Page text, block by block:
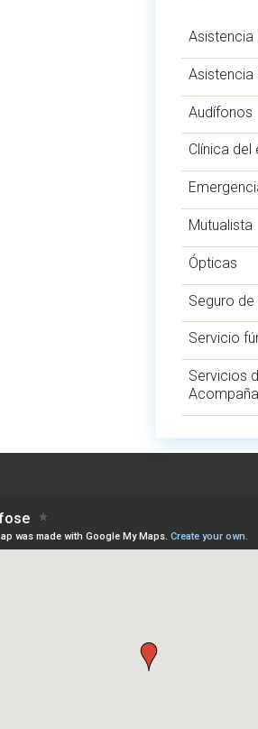
Asistencia
Asistencia
Audífonos
Clínica del
Mutualista
Ópticas
Seguro de
Servicio
Servicios